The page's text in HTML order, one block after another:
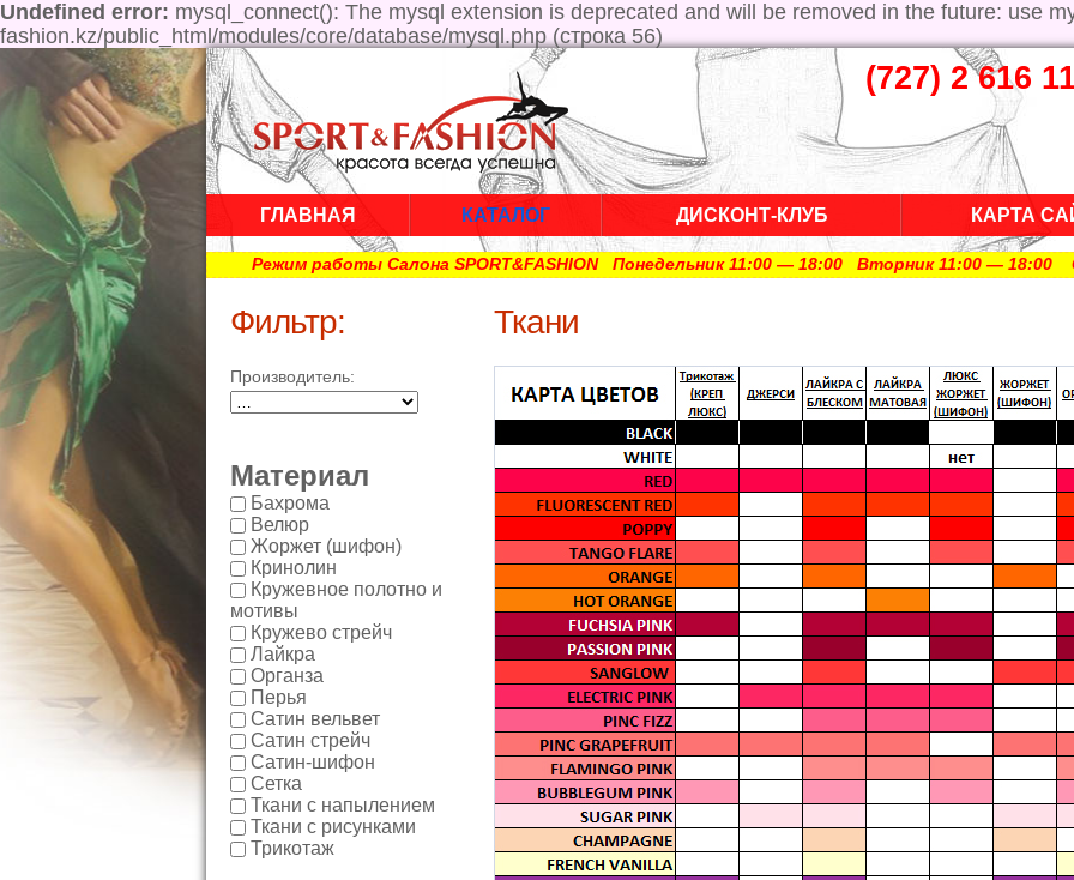
Undefined error: mysql_connect(): The mysql extension is deprecated and will be removed in the future: use
fashion.kz/public_html/modules/core/database/mysql.php (строка 56)
(727) 2 616
ГЛАВНАЯ КАТАЛОГ ДИСКОНТ-КЛУБ КАРТА
Режим работы Салона SPORT&FASHION Понедельник 11:00 — 18:00 Вторник 11:00 — 18:00
Фильтр:
Производитель:
Материал
Бахрома
Велюр
Жоржет (шифон)
Кринолин
Кружевное полотно и
мотивы
Кружево стрейч
Лайкра
Органза
Перья
Сатин вельвет
Сатин стрейч
Сатин-шифон
Сетка
Ткани с напылением
Ткани с рисунками
Трикотаж
Ткани